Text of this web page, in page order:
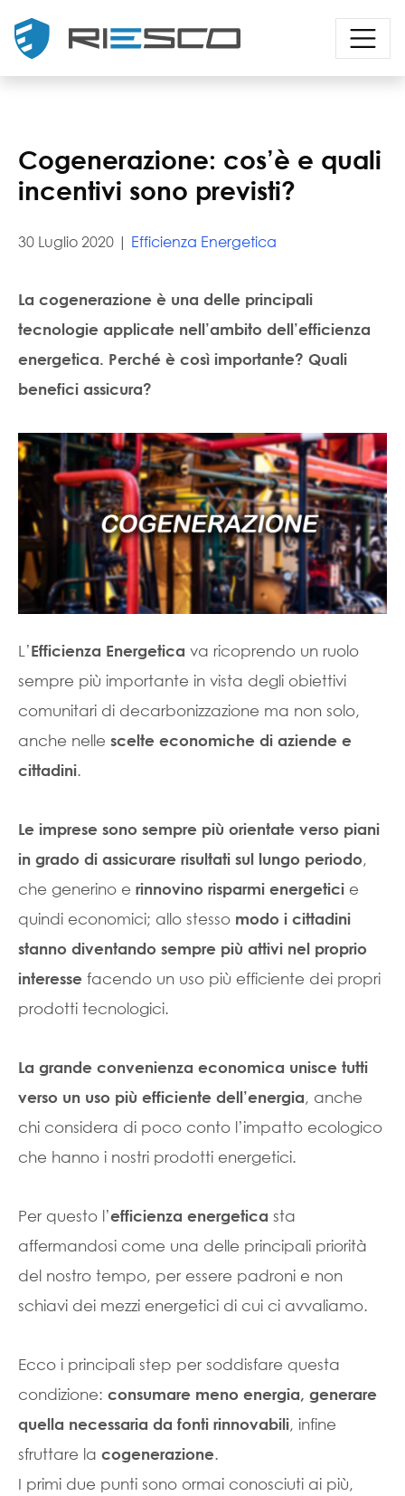
Cogenerazione: cos’è e quali
incentivi sono previsti?
30 Luglio 2020 | Efficienza Energetica
La cogenerazione è una delle principali
tecnologie applicate nell’ambito dell’efficienza
energetica. Perché è così importante? Quali
benefici assicura?
L’Efficienza Energetica va ricoprendo un ruolo
sempre più importante in vista degli obiettivi
comunitari di decarbonizzazione ma non solo,
anche nelle scelte economiche di aziende e
cittadini.
Le imprese sono sempre più orientate verso piani
in grado di assicurare risultati sul lungo periodo,
che generino e rinnovino risparmi energetici e
quindi economici; allo stesso modo i cittadini
stanno diventando sempre più attivi nel proprio
interesse facendo un uso più efficiente dei propri
prodotti tecnologici.
La grande convenienza economica unisce tutti
verso un uso più efficiente dell’energia, anche
chi considera di poco conto l’impatto ecologico
che hanno i nostri prodotti energetici.
Per questo l’efficienza energetica sta
affermandosi come una delle principali priorità
del nostro tempo, per essere padroni e non
schiavi dei mezzi energetici di cui ci avvaliamo.
Ecco i principali step per soddisfare questa
condizione: consumare meno energia, generare
quella necessaria da fonti rinnovabili, infine
sfruttare la cogenerazione.
I primi due punti sono ormai conosciuti ai più,